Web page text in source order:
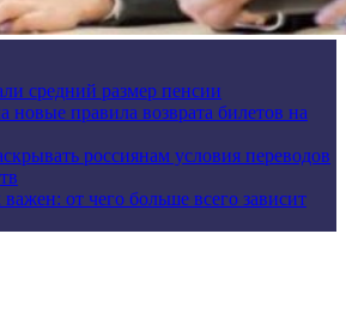
средний размер пенсии
новые правила возврата билетов на
россиянам условия переводов
от чего больше всего зависит